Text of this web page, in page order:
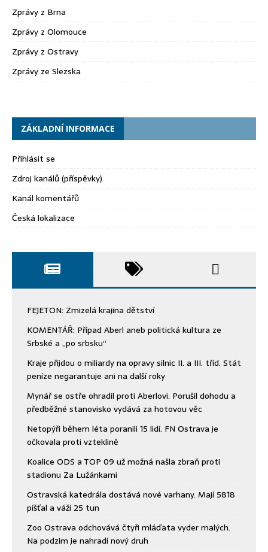
Zprávy z Brna
Zprávy z Olomouce
Zprávy z Ostravy
Zprávy ze Slezska
ZÁKLADNÍ INFORMACE
Přihlásit se
Zdroj kanálů (příspěvky)
Kanál komentářů
Česká lokalizace
FEJETON: Zmizelá krajina dětství
KOMENTÁŘ: Případ Aberl aneb politická kultura ze
Srbské a „po srbsku“
Kraje přijdou o miliardy na opravy silnic II. a III. tříd. Stát
peníze negarantuje ani na další roky
Mynář se ostře ohradil proti Aberlovi. Porušil dohodu a
předběžné stanovisko vydává za hotovou věc
Netopýři během léta poranili 15 lidí. FN Ostrava je
očkovala proti vzteklině
Koalice ODS a TOP 09 už možná našla zbraň proti
stadionu Za Lužánkami
Ostravská katedrála dostává nové varhany. Mají 5818
píšťal a váží 25 tun
Zoo Ostrava odchovává čtyři mláďata vyder malých.
Na podzim je nahradí nový druh